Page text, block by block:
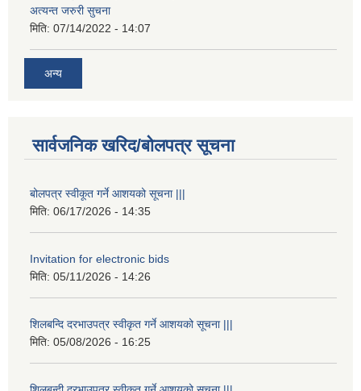
अत्यन्त जरुरी सुचना
मिति: 07/14/2022 - 14:07
अन्य
सार्वजनिक खरिद/बोलपत्र सूचना
बोलपत्र स्वीकूत गर्ने आशयको सूचना |||
मिति: 06/17/2026 - 14:35
Invitation for electronic bids
मिति: 05/11/2026 - 14:26
शिलबन्दि दरभाउपत्र स्वीकृत गर्ने आशयको सूचना |||
मिति: 05/08/2026 - 16:25